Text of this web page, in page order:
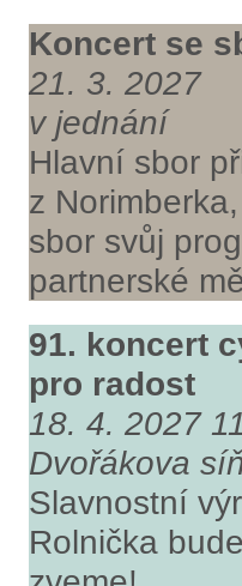
Koncert se
21. 3. 2027
v jednání
Hlavní sbor
z
sbor svůj
partnerské
91. koncert
pro radost
18. 4. 2027
Dvořákova
Slavnostní
Rolnička